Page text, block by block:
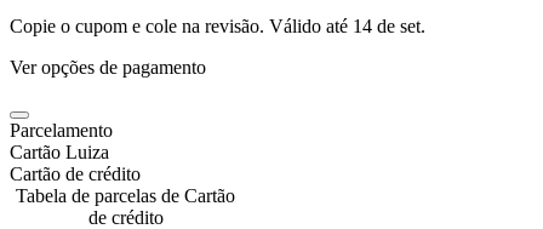
Copie o cupom e cole na revisão. Válido até 14 de set.
Ver opções de pagamento
Parcelamento
Cartão Luiza
Cartão de crédito
Tabela de parcelas de Cartão
de crédito